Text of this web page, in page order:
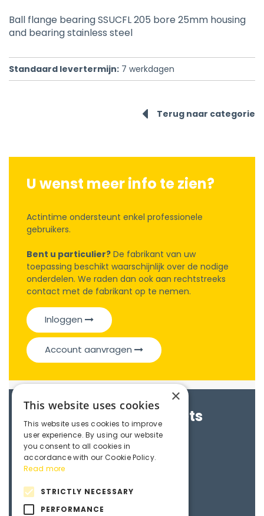
Ball flange bearing SSUCFL 205 bore 25mm housing
and bearing stainless steel
Standaard levertermijn: 7 werkdagen
Terug naar categorie
U wenst meer info te zien?
Actintime ondersteunt enkel professionele
gebruikers.
Bent u particulier? De fabrikant van uw
toepassing beschikt waarschijnlijk over de nodige
onderdelen. We raden dan ook aan rechtstreeks
contact met de fabrikant op te nemen.
Inloggen
Account aanvragen
Brochures & Datasheets
Maedler e-catalogue
3D File
×
This website uses cookies
This website uses cookies to improve
user experience. By using our website
you consent to all cookies in
accordance with our Cookie Policy.
Read more
STRICTLY NECESSARY
PERFORMANCE